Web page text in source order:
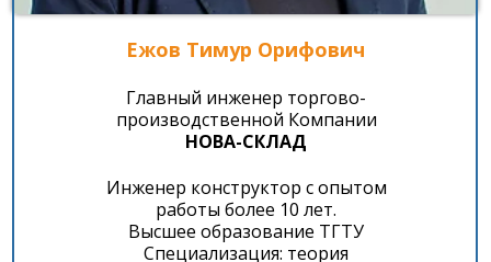
Ежов Тимур Орифович
Главный инженер торгово-
производственной Компании
НОВА-СКЛАД
Инженер конструктор с опытом
работы более 10 лет.
Высшее образование ТГТУ
Специализация: теория